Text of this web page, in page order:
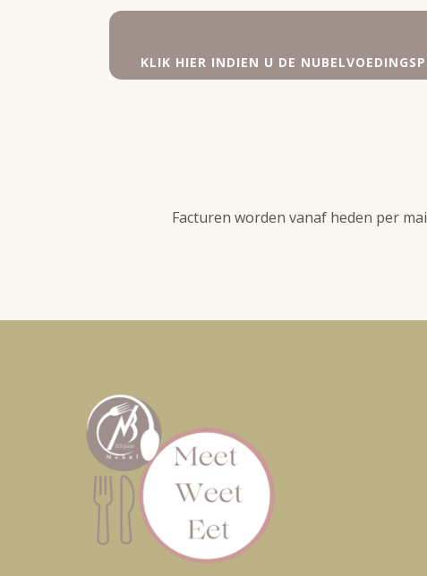
KLIK HIER INDIEN U DE
Facturen worden vanaf heden per